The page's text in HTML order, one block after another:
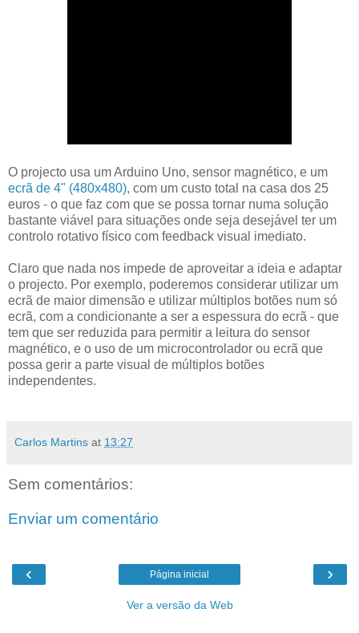
O projecto usa um Arduino Uno, sensor magnético, e um
ecrã de 4" (480x480), com um custo total na casa dos 25
euros - o que faz com que se possa tornar numa solução
bastante viável para situações onde seja desejável ter um
controlo rotativo físico com feedback visual imediato.
Claro que nada nos impede de aproveitar a ideia e adaptar
o projecto. Por exemplo, poderemos considerar utilizar um
ecrã de maior dimensão e utilizar múltiplos botões num só
ecrã, com a condicionante a ser a espessura do ecrã - que
tem que ser reduzida para permitir a leitura do sensor
magnético, e o uso de um microcontrolador ou ecrã que
possa gerir a parte visual de múltiplos botões
independentes.
Carlos Martins at 13:27
Sem comentários:
Enviar um comentário
‹ ›
Página inicial
Ver a versão da Web